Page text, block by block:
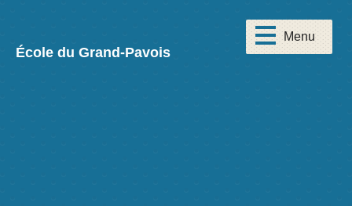
École du Grand-Pavois